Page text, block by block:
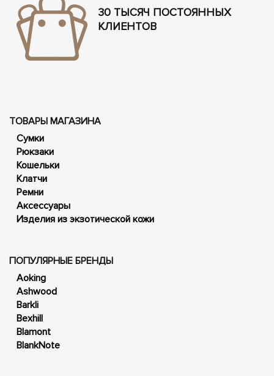
30 ТЫСЯЧ ПОСТОЯННЫХ
КЛИЕНТОВ
ТОВАРЫ МАГАЗИНА
Сумки
Рюкзаки
Кошельки
Клатчи
Ремни
Аксессуары
Изделия из экзотической кожи
ПОПУЛЯРНЫЕ БРЕНДЫ
Aoking
Ashwood
Barkli
Bexhill
Blamont
BlankNote